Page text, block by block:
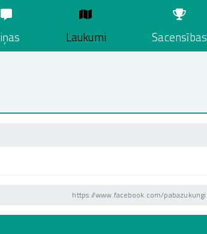
Laukumi Sacensības
https://www.facebook.com/pabazukungi